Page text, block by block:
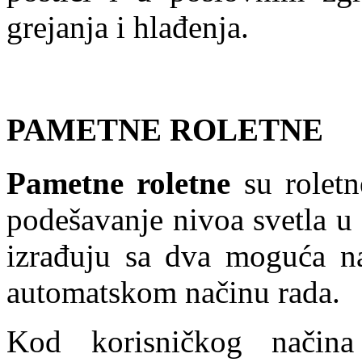
grejanja i hlađenja.
PAMETNE ROLETNE
Pametne roletne su
podešavanje nivoa svetla
izrađuju sa dva moguća
automatskom načinu rada.
Kod korisničkog